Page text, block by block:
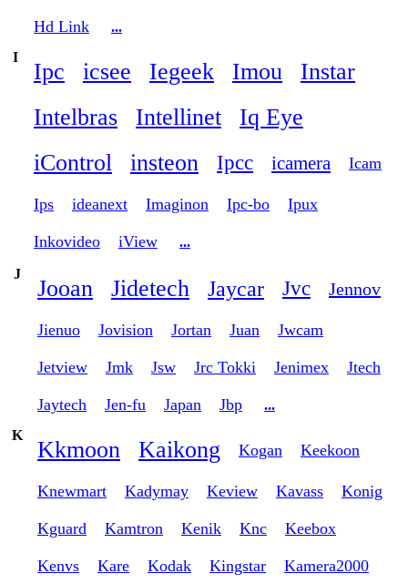
Hd Link
...
I
Ipc icsee Iegeek Imou
Instar
Intelbras
Intellinet
Iq Eye
iControl
insteon Ipcc icamera Icam
Ips ideanext Imaginon Ipc-bo Ipux
Inkovideo iView ...
J
Jooan Jidetech Jaycar Jvc Jennov
Jienuo Jovision Jortan Juan Jwcam
Jetview Jmk Jsw Jrc Tokki Jenimex Jtech
Jaytech Jen-fu Japan Jbp
...
K
Kkmoon Kaikong Kogan Keekoon
Knewmart Kadymay Keview Kavass Konig
Kguard Kamtron Kenik Knc Keebox
Kenvs Kare Kodak Kingstar Kamera2000